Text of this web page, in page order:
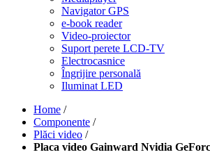
Navigator GPS
e-book reader
Video-proiector
Suport perete LCD-TV
Electrocasnice
Îngrijire personală
Iluminat LED
Home /
Componente /
Plăci video /
Placa video Gainward Nvidia